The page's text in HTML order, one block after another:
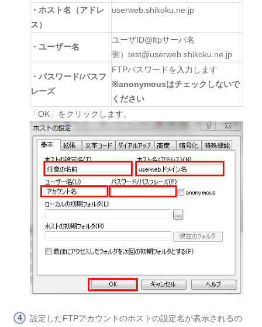
・ホスト名（アドレ
ス）
userweb.shikoku.ne.jp
・ユーザー名
ユーザID@ftpサーバ名
例）test@userweb.shikoku.ne.jp
・パスワード/パスフ
レーズ
FTPパスワードを入力します
※anonymousはチェックしないで
ください
「OK」をクリックします。
設定したFTPアカウントのホストの設定名が表示されるの